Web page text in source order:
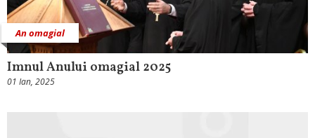
An omagial
Imnul Anului omagial 2025
01 Ian, 2025